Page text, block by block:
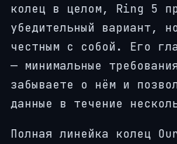
колец в целом, Ring 5
убедительный вариант,
честным с собой. Его
— минимальные
забываете о нём и
данные в течение
Полная линейка колец